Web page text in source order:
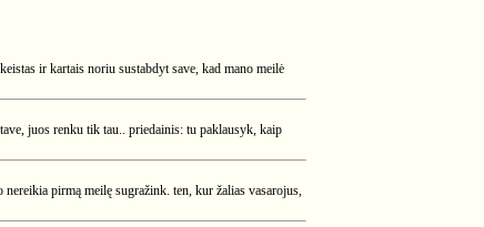
ir kartais noriu sustabdyt save, kad mano meilė
juos renku tik tau.. priedainis: tu paklausyk, kaip
pirmą meilę sugražink. ten, kur žalias vasarojus,